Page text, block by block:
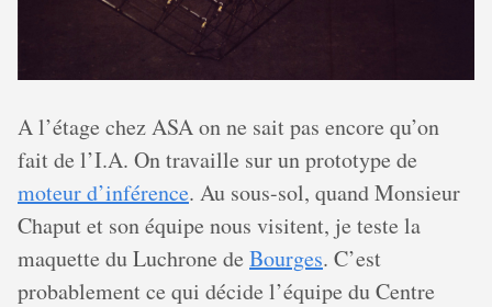
A l’étage chez ASA on ne sait pas encore qu’on
fait de l’I.A. On travaille sur un prototype de
moteur d’inférence. Au sous-sol, quand Monsieur
Chaput et son équipe nous visitent, je teste la
maquette du Luchrone de Bourges. C’est
probablement ce qui décide l’équipe du Centre